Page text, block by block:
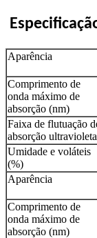
Aparência
Comprimento de
onda máximo de
absorção (nm)
Faixa de flutuação
absorção ultravioleta
Umidade e voláteis
(%)
Aparência
Comprimento de
onda máximo de
absorção (nm)